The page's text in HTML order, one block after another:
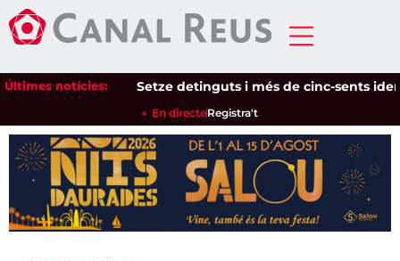
Últimes notícies: Setze detinguts i més de cinc-sents
En directeRegistra't